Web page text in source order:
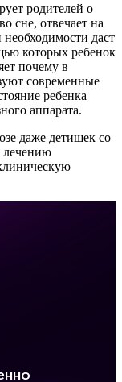
родителей о
сне, отвечает на
даст
которых ребенок
почему в
современные
ребенка
аппарата.
даже детишек со
лечению